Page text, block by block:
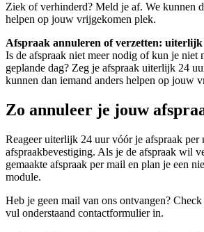
Ziek of verhinderd? Meld je af. We kunnen
helpen op jouw vrijgekomen plek.
Afspraak annuleren of verzetten:
Is de afspraak niet meer nodig of kun je niet
geplande dag? Zeg je afspraak uiterlijk 24
kunnen dan iemand anders helpen op jouw
Zo annuleer je jouw
Reageer uiterlijk 24 uur vóór je afspraak per
afspraakbevestiging. Als je de afspraak wil
gemaakte afspraak per mail en plan je een
module.
Heb je geen mail van ons ontvangen?
vul onderstaand contactformulier in.